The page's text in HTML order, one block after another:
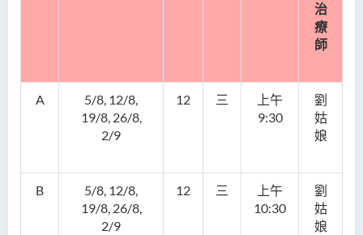
治
療
師
A
5/8, 12/8,
19/8, 26/8,
2/9
12 三
上午
9:30
劉
姑
娘
B
5/8, 12/8,
19/8, 26/8,
2/9
12 三
上午
10:30
劉
姑
娘